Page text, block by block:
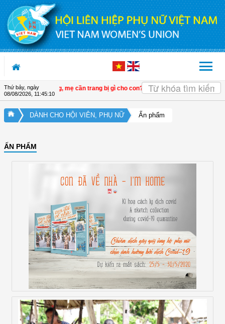
Truy cập nội dung luôn
Thứ bảy, ngày
08/08/2026, 11:45:11
sóng học đường, mẹ cần trang bị gì cho con? | Podcast: Cùng con rời xa
DÀNH CHO HỘI VIÊN, PHỤ NỮ Ấn phẩm
ẤN PHẨM
CON ĐÃ VỀ NHÀ – Ký Họa Cách Ly Dịch Covid